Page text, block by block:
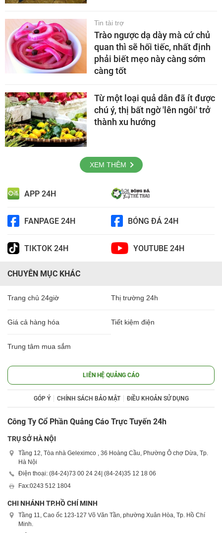
Tin tài trợ
Trào ngược dạ dày mà cứ chủ
quan thì sẽ hối tiếc, nhất định
phải biết mẹo này càng sớm
càng tốt
Từ một loại quả dân đã ít được
chú ý, thị bất ngờ 'lên ngôi' trở
thành xu hướng
XEM THÊM
APP 24H
FANPAGE 24H BÓNG ĐÁ 24H
TIKTOK 24H YOUTUBE 24H
CHUYÊN MỤC KHÁC
Trang chủ 24giờ Thị trường 24h
Giá cả hàng hóa Tiết kiệm điện
Trung tâm mua sắm
LIÊN HỆ QUẢNG CÁO
GÓP Ý CHÍNH SÁCH BẢO MẬT ĐIỀU KHOẢN SỬ DỤNG
Công Ty Cổ Phần Quảng Cáo Trực Tuyến 24h
TRỤ SỞ HÀ NỘI
Tầng 12, Tòa nhà Geleximco , 36 Hoàng Cầu, Phường Ô chợ Dừa, Tp.
Hà Nội
Điện thoại: (84-24)73 00 24 24 | (84-24)35 12 18 06
Fax:0243 512 1804
CHI NHÁNH TP.HỒ CHÍ MINH
Tầng 11, Cao ốc 123-127 Võ Văn Tần, phường Xuân Hòa, Tp. Hồ Chí
Minh.